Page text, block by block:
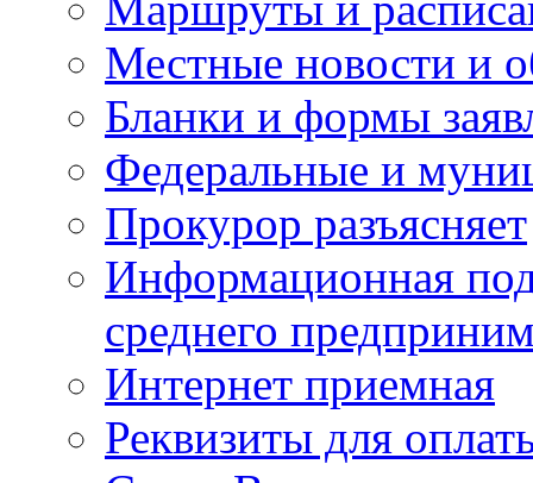
Местные новости и
Бланки и формы
Федеральные и
Прокурор разъясняет
Информационная
среднего
Интернет приемная
Реквизиты для